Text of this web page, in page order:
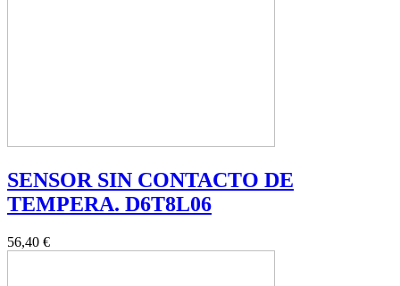
SENSOR SIN CONTACTO DE
TEMPERA. D6T8L06
56,40 €